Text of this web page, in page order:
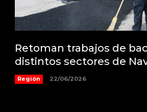
Retoman trabajos de
distintos sectores de
Región 22/06/2026